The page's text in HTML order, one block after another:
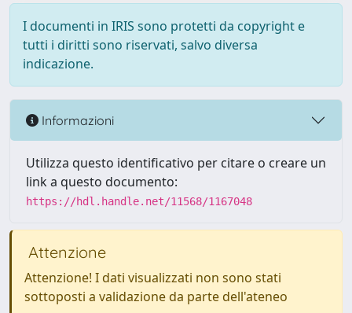
I documenti in IRIS sono protetti da copyright e
tutti i diritti sono riservati, salvo diversa
indicazione.
Informazioni
Utilizza questo identificativo per citare o creare un
link a questo documento:
https://hdl.handle.net/11568/1167048
Attenzione
Attenzione! I dati visualizzati non sono stati
sottoposti a validazione da parte dell'ateneo